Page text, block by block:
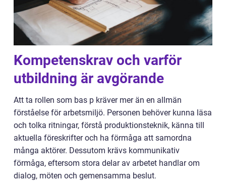
Kompetenskrav och varför
utbildning är avgörande
Att ta rollen som bas p kräver mer än en allmän
förståelse för arbetsmiljö. Personen behöver kunna läsa
och tolka ritningar, förstå produktionsteknik, känna till
aktuella föreskrifter och ha förmåga att samordna
många aktörer. Dessutom krävs kommunikativ
förmåga, eftersom stora delar av arbetet handlar om
dialog, möten och gemensamma beslut.